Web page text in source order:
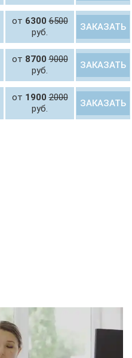
от 63006500
руб.
ЗАКАЗАТЬ
от 87009000
руб.
ЗАКАЗАТЬ
от 19002000
руб.
ЗАКАЗАТЬ